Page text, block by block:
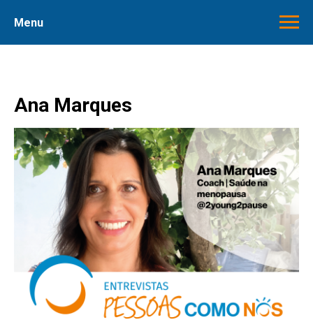
Menu
Ana Marques